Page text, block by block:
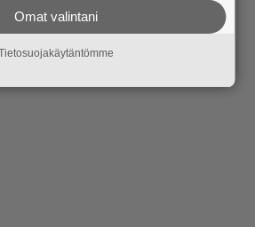
mutta kettujen
oli osoitus bändin
Omat valintani